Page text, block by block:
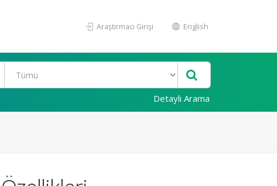
Araştırmacı Girişi English
Detaylı Arama